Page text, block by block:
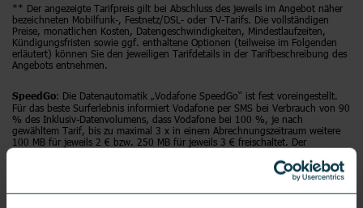
** Der angezeigte Tarifpreis gilt bei Abschluss des jeweils im Angebot näher
bezeichneten Mobilfunk-, Festnetz/DSL- oder TV-Tarifs. Die vollständigen
Preise, monatlichen Kosten, Datengeschwindigkeiten, Mindestlaufzeiten,
Kündigungsfristen sowie ggf. enthaltene Optionen (teilweise im Folgenden
erläutert) können Sie den jeweiligen Tarifdetails in der Tarifbeschreibung des
Angebots entnehmen.
SpeedGo: Die Datenautomatik „Vodafone SpeedGo“ ist fest voreingestellt.
Für das beste Surferlebnis informiert Vodafone per SMS bei Verbrauch von 90
% des Inklusiv-Datenvolumens, dass Vodafone bei 100 %, je nach
gewähltem Tarif, bis zu maximal 3 x in einem Abrechnungszeitraum weitere
100 MB für jeweils 2 € bzw. 250 MB für jeweils 3 € freischaltet. Der
kostenpflichtigen Zubuchung von Datenpaketen kann immer per SMS
widersprochen werden. Dann erfolgt nach Verbrauch des Inklusiv-
Datenvolumens eine Bandbreitenbeschränkung auf 32 KBit/s.